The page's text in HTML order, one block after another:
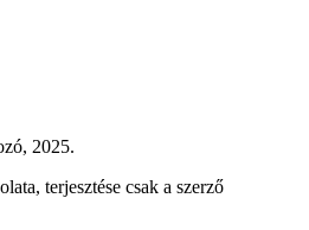
2025.
terjesztése csak a szerző